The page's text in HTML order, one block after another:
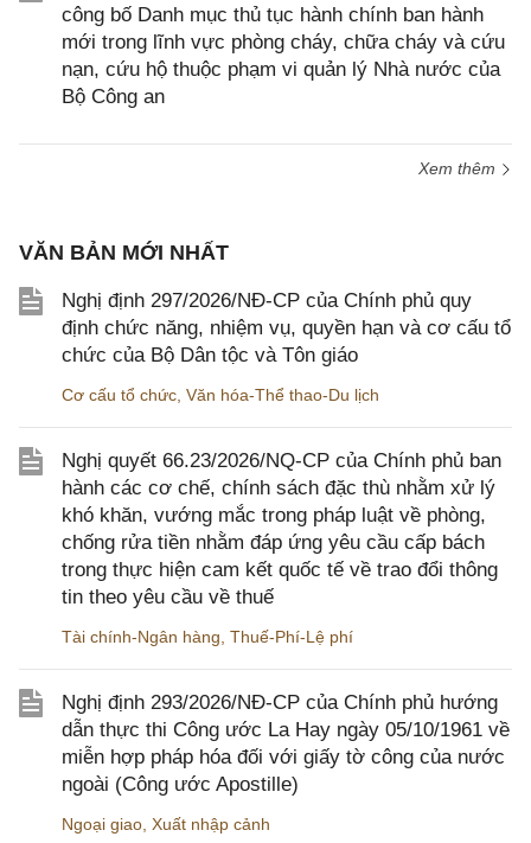
công bố Danh mục thủ tục hành chính ban hành
mới trong lĩnh vực phòng cháy, chữa cháy và cứu
nạn, cứu hộ thuộc phạm vi quản lý Nhà nước của
Bộ Công an
Xem thêm
VĂN BẢN MỚI NHẤT
Nghị định 297/2026/NĐ-CP của Chính phủ quy
định chức năng, nhiệm vụ, quyền hạn và cơ cấu tổ
chức của Bộ Dân tộc và Tôn giáo
Cơ cấu tổ chức Văn hóa-Thể thao-Du lịch
Nghị quyết 66.23/2026/NQ-CP của Chính phủ ban
hành các cơ chế, chính sách đặc thù nhằm xử lý
khó khăn, vướng mắc trong pháp luật về phòng,
chống rửa tiền nhằm đáp ứng yêu cầu cấp bách
trong thực hiện cam kết quốc tế về trao đổi thông
tin theo yêu cầu về thuế
Tài chính-Ngân hàng Thuế-Phí-Lệ phí
Nghị định 293/2026/NĐ-CP của Chính phủ hướng
dẫn thực thi Công ước La Hay ngày 05/10/1961 về
miễn hợp pháp hóa đối với giấy tờ công của nước
ngoài (Công ước Apostille)
Ngoại giao Xuất nhập cảnh